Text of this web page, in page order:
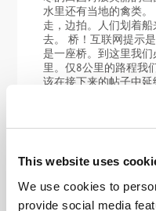
This website uses
We use cookies to
provide social media
水里还有当地的禽类。
走，边拍。人们划着
去。 桥！互联网提示
是一座桥。到这里我
里。仅8公里的路程我
该在接下来的帖子中
入胜的泰晤士游：）